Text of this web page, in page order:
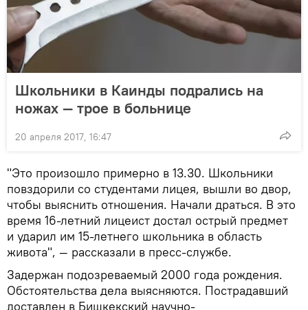
Школьники в Каинды подрались на
ножах — трое в больнице
20 апреля 2017, 16:47
"Это произошло примерно в 13.30. Школьники
повздорили со студентами лицея, вышли во двор,
чтобы выяснить отношения. Начали драться. В это
время 16-летний лицеист достал острый предмет
и ударил им 15-летнего школьника в область
живота", — рассказали в пресс-службе.
Задержан подозреваемый 2000 года рождения.
Обстоятельства дела выясняются. Пострадавший
доставлен в Бишкекский научно-